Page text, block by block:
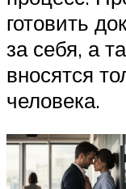
готовить
за себя, а
вносятся
человека.